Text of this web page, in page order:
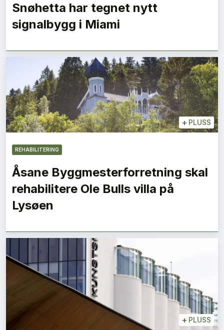
Snøhetta har tegnet nytt
signalbygg i Miami
+ PLUSS
REHABILITERING
Åsane Byggmesterforretning skal
rehabilitere Ole Bulls villa på
Lysøen
+ PLUSS